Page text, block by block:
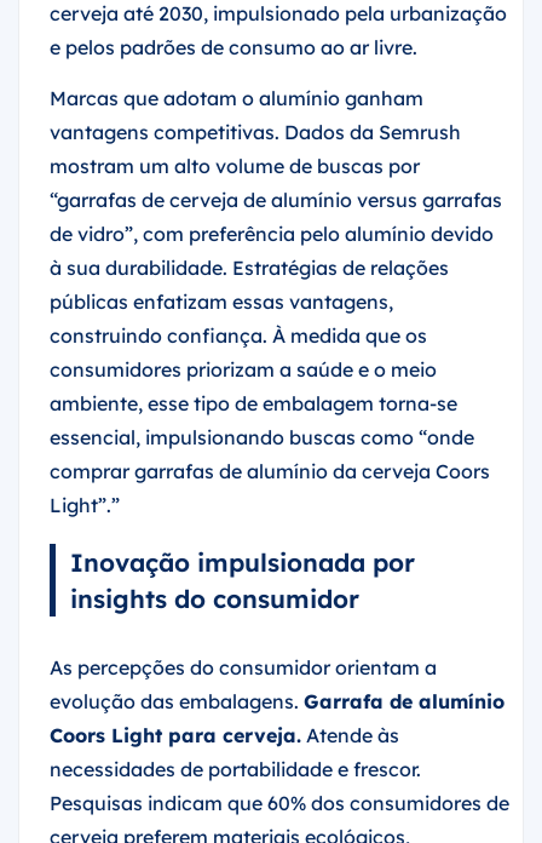
cerveja até 2030, impulsionado pela urbanização
e pelos padrões de consumo ao ar livre.
Marcas que adotam o alumínio ganham
vantagens competitivas. Dados da Semrush
mostram um alto volume de buscas por
“garrafas de cerveja de alumínio versus garrafas
de vidro”, com preferência pelo alumínio devido
à sua durabilidade. Estratégias de relações
públicas enfatizam essas vantagens,
construindo confiança. À medida que os
consumidores priorizam a saúde e o meio
ambiente, esse tipo de embalagem torna-se
essencial, impulsionando buscas como “onde
comprar garrafas de alumínio da cerveja Coors
Light”.”
Inovação impulsionada por
insights do consumidor
As percepções do consumidor orientam a
evolução das embalagens. Garrafa de alumínio
Coors Light para cerveja. Atende às
necessidades de portabilidade e frescor.
Pesquisas indicam que 60% dos consumidores de
cerveja preferem materiais ecológicos,